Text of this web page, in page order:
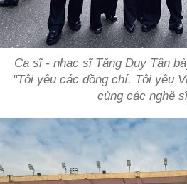
Ca sĩ - nhạc sĩ Tăng Duy Tân
"Tôi yêu các đồng chí. Tôi yêu
cùng các nghệ